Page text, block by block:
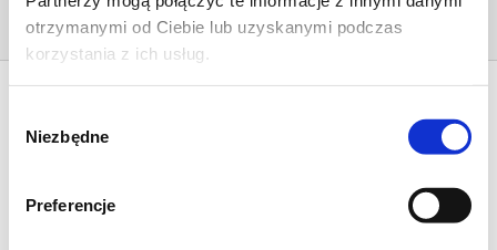
otrzymanymi od Ciebie lub uzyskanymi podczas
korzystania z ich usług.
zgody
Niezbędne
Preferencje
PRO_025
Home/Mobilus M45 M NHK/pro_025